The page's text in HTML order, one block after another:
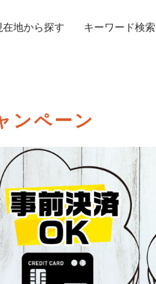
在地から探す キーワード検索
ンペーン